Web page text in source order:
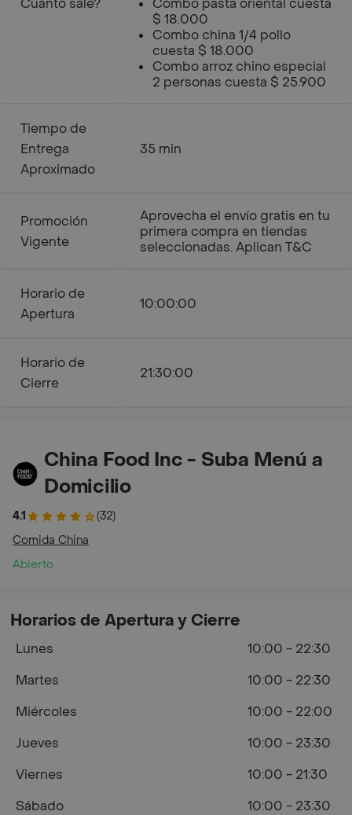
Cuanto sale?
Combo pasta oriental cuesta
$ 18.000
Combo china 1/4 pollo
cuesta $ 18.000
Combo arroz chino especial
2 personas cuesta $ 25.900
Tiempo de
Entrega
Aproximado
35 min
Promoción
Vigente
Aprovecha el envío gratis en tu
primera compra en tiendas
seleccionadas. Aplican T&C
Horario de
Apertura
10:00:00
Horario de
Cierre
21:30:00
China Food Inc - Suba Menú a
Domicilio
4.1
(32)
Comida China
Abierto
Horarios de Apertura y Cierre
Lunes
10:00 - 22:30
Martes
10:00 - 22:30
Miércoles
10:00 - 22:00
Jueves
10:00 - 23:30
Viernes
10:00 - 21:30
Sábado
10:00 - 23:30